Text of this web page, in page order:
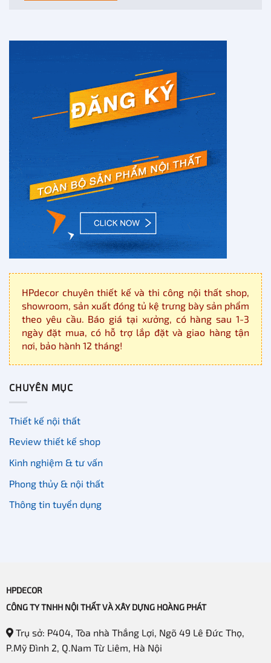
HPdecor chuyên thiết kế và thi công nội thất shop,
showroom, sản xuất đóng tủ kệ trưng bày sản phẩm
theo yêu cầu. Báo giá tại xưởng, có hàng sau 1-3
ngày đặt mua, có hỗ trợ lắp đặt và giao hàng tận
nơi, bảo hành 12 tháng!
CHUYÊN MỤC
Thiết kế nội thất
Review thiết kế shop
Kinh nghiệm & tư vấn
Phong thủy & nội thất
Thông tin tuyển dụng
HPDECOR
CÔNG TY TNHH NỘI THẤT VÀ XÂY DỰNG HOÀNG PHÁT
Trụ sở: P404, Tòa nhà Thắng Lợi, Ngõ 49 Lê Đức Thọ,
P.Mỹ Đình 2, Q.Nam Từ Liêm, Hà Nội